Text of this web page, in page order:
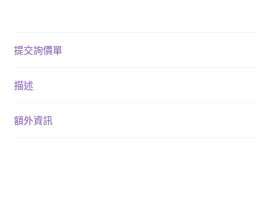
提交詢價單
描述
額外資訊